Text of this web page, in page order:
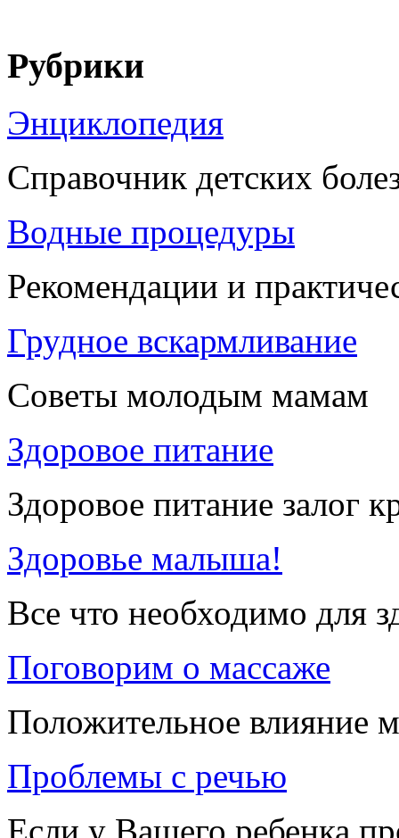
Рубрики
Энциклопедия
Справочник детских
Водные процедуры
Рекомендации и
Грудное вскармливание
Советы молодым мамам
Здоровое питание
Здоровое питание залог
Здоровье малыша!
Все что необходимо для
Поговорим о массаже
Положительное влияние
Проблемы с речью